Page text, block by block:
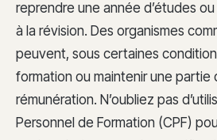
reprendre une année d’études
à la révision. Des organismes
peuvent, sous certaines
formation ou maintenir une partie
rémunération. N’oubliez pas
Personnel de Formation (CPF)